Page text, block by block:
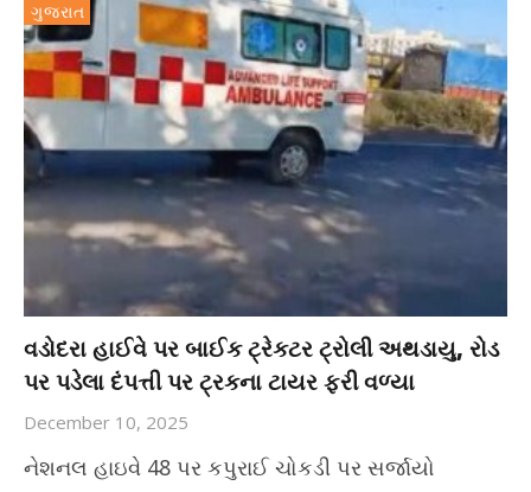
ગુજરાત
વડોદરા હાઈવે પર બાઈક ટ્રેકટર ટ્રોલી અથડાયુ, રોડ
પર પડેલા દંપત્તી પર ટ્રકના ટાયર ફરી વળ્યા
December 10, 2025
નેશનલ હાઇવે 48 પર કપુરાઈ ચોકડી પર સર્જાયો